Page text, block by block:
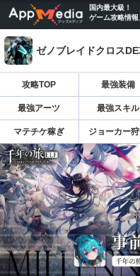
国内最大級！
ゲーム攻略情
ゼノブレイドクロス
攻略TOP 最強装備
最強アーツ 最強スキル
マテチケ稼ぎ ジョーカー狩